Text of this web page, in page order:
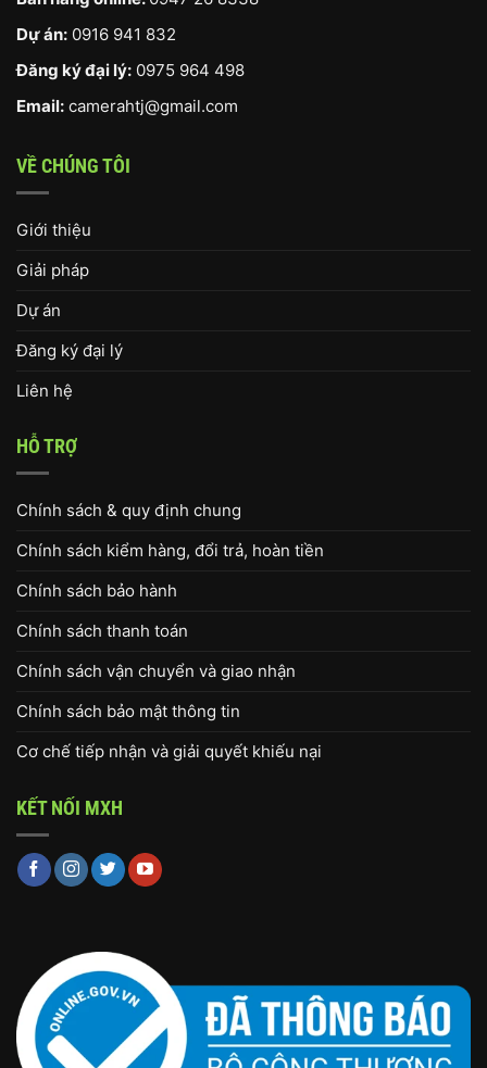
Dự án: 0916 941 832
Đăng ký đại lý: 0975 964 498
Email: camerahtj@gmail.com
VỀ CHÚNG TÔI
Giới thiệu
Giải pháp
Dự án
Đăng ký đại lý
Liên hệ
HỖ TRỢ
Chính sách & quy định chung
Chính sách kiểm hàng, đổi trả, hoàn tiền
Chính sách bảo hành
Chính sách thanh toán
Chính sách vận chuyển và giao nhận
Chính sách bảo mật thông tin
Cơ chế tiếp nhận và giải quyết khiếu nại
KẾT NỐI MXH